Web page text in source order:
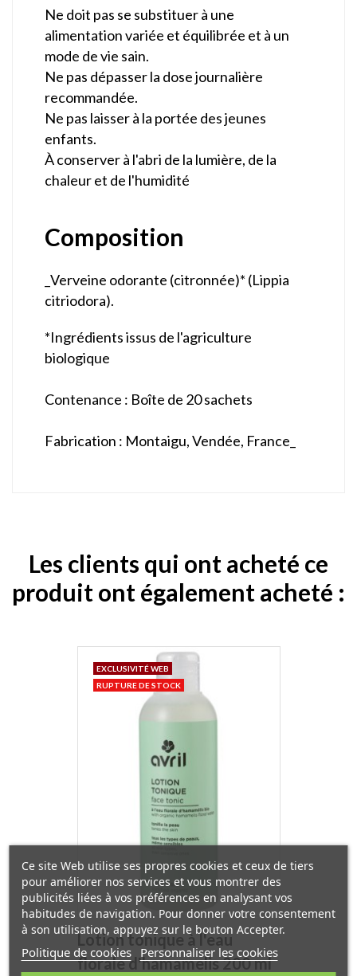
Ne doit pas se substituer à une
alimentation variée et équilibrée et à un
mode de vie sain.
Ne pas dépasser la dose journalière
recommandée.
Ne pas laisser à la portée des jeunes
enfants.
À conserver à l'abri de la lumière, de la
chaleur et de l'humidité
Composition
_Verveine odorante (citronnée)* (Lippia
citriodora).
*Ingrédients issus de l'agriculture
biologique
Contenance : Boîte de 20 sachets
Fabrication : Montaigu, Vendée, France_
Les clients qui ont acheté ce
produit ont également acheté :
Lotion tonique à l'eau
florale d'hamamelis 200 ml
EXCLUSIVITÉ WEB
RUPTURE DE STOCK
Ce site Web utilise ses propres cookies et ceux de tiers
pour améliorer nos services et vous montrer des
publicités liées à vos préférences en analysant vos
habitudes de navigation. Pour donner votre consentement
à son utilisation, appuyez sur le bouton Accepter.
Politique de cookies Personnaliser les cookies